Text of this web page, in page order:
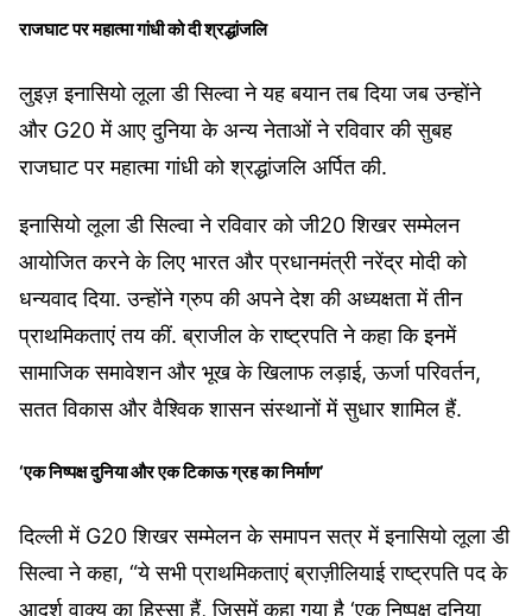
राजघाट पर महात्मा गांधी को दी श्रद्धांजलि
लुइज़ इनासियो लूला डी सिल्वा ने यह बयान तब दिया जब उन्होंने
और G20 में आए दुनिया के अन्य नेताओं ने रविवार की सुबह
राजघाट पर महात्मा गांधी को श्रद्धांजलि अर्पित की.
इनासियो लूला डी सिल्वा ने रविवार को जी20 शिखर सम्मेलन
आयोजित करने के लिए भारत और प्रधानमंत्री नरेंद्र मोदी को
धन्यवाद दिया. उन्होंने ग्रुप की अपने देश की अध्यक्षता में तीन
प्राथमिकताएं तय कीं. ब्राजील के राष्ट्रपति ने कहा कि इनमें
सामाजिक समावेशन और भूख के खिलाफ लड़ाई, ऊर्जा परिवर्तन,
सतत विकास और वैश्विक शासन संस्थानों में सुधार शामिल हैं.
‘एक निष्पक्ष दुनिया और एक टिकाऊ ग्रह का निर्माण’
दिल्ली में G20 शिखर सम्मेलन के समापन सत्र में इनासियो लूला डी
सिल्वा ने कहा, “ये सभी प्राथमिकताएं ब्राज़ीलियाई राष्ट्रपति पद के
आदर्श वाक्य का हिस्सा हैं, जिसमें कहा गया है ‘एक निष्पक्ष दुनिया